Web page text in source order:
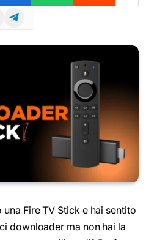
Telegram
Fire TV Stick e hai sentito
downloader ma non hai la